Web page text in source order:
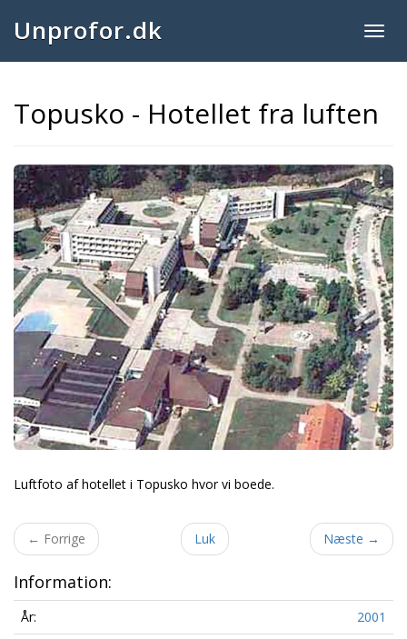
Unprofor.dk
Topusko - Hotellet fra luften
Next
Luftfoto af hotellet i Topusko hvor vi boede.
← Forrige Luk Næste →
Information:
År:
2001